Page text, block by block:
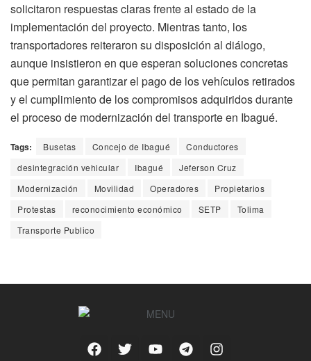
solicitaron respuestas claras frente al estado de la
implementación del proyecto. Mientras tanto, los
transportadores reiteraron su disposición al diálogo,
aunque insistieron en que esperan soluciones concretas
que permitan garantizar el pago de los vehículos retirados
y el cumplimiento de los compromisos adquiridos durante
el proceso de modernización del transporte en Ibagué.
Tags: Busetas Concejo de Ibagué
Conductores
desintegración vehicular
Ibagué
Jeferson Cruz
Modernización
Movilidad Operadores
Propietarios
Protestas
reconocimiento económico SETP
Tolima
Transporte Publico